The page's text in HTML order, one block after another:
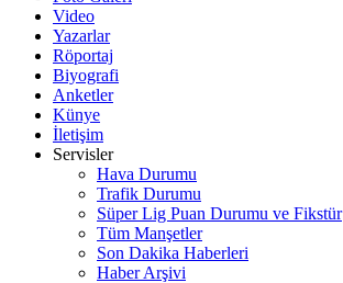
Video
Yazarlar
Röportaj
Biyografi
Anketler
Künye
İletişim
Servisler
Hava Durumu
Trafik Durumu
Süper Lig Puan Durumu ve Fikstür
Tüm Manşetler
Son Dakika Haberleri
Haber Arşivi